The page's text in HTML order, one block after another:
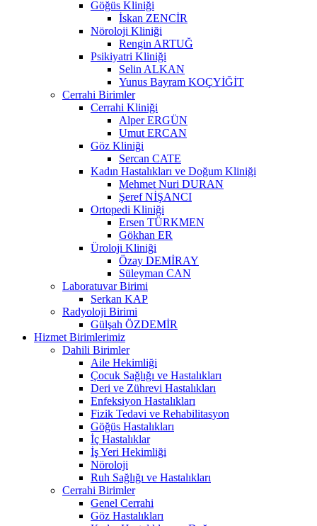
Göğüs Kliniği
İskan ZENCİR
Nöroloji Kliniği
Rengin ARTUĞ
Psikiyatri Kliniği
Selin ALKAN
Yunus Bayram KOÇYİĞİT
Cerrahi Birimler
Cerrahi Kliniği
Alper ERGÜN
Umut ERCAN
Göz Kliniği
Sercan CATE
Kadın Hastalıkları ve Doğum Kliniği
Mehmet Nuri DURAN
Şeref NİŞANCI
Ortopedi Kliniği
Ersen TÜRKMEN
Gökhan ER
Üroloji Kliniği
Özay DEMİRAY
Süleyman CAN
Laboratuvar Birimi
Serkan KAP
Radyoloji Birimi
Gülşah ÖZDEMİR
Hizmet Birimlerimiz
Dahili Birimler
Aile Hekimliği
Çocuk Sağlığı ve Hastalıkları
Deri ve Zührevi Hastalıkları
Enfeksiyon Hastalıkları
Fizik Tedavi ve Rehabilitasyon
Göğüs Hastalıkları
İç Hastalıklar
İş Yeri Hekimliği
Nöroloji
Ruh Sağlığı ve Hastalıkları
Cerrahi Birimler
Genel Cerrahi
Göz Hastalıkları